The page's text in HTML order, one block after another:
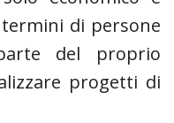
di persone
del proprio
progetti di